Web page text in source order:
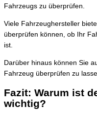
Fahrzeugs zu überprüfen.
Viele Fahrzeughersteller
überprüfen können, ob Ihr
ist.
Darüber hinaus können Sie
Fahrzeug überprüfen zu
Fazit: Warum ist
wichtig?